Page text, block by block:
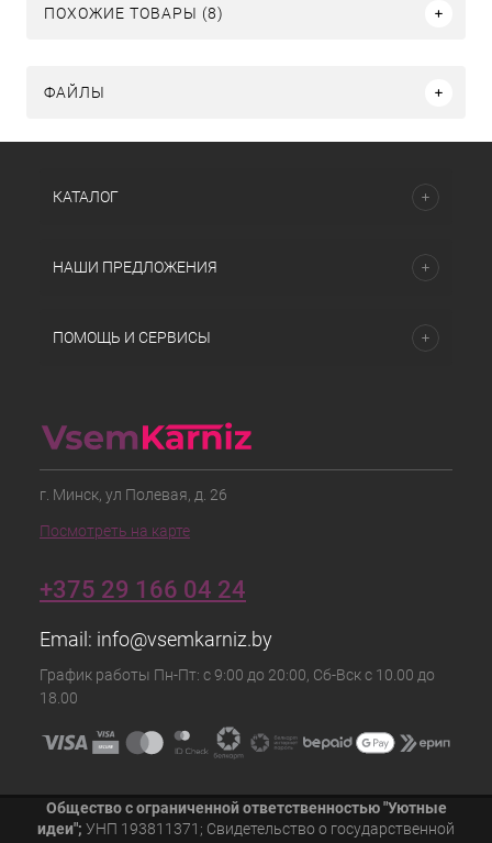
ПОХОЖИЕ ТОВАРЫ (8)
ФАЙЛЫ
КАТАЛОГ
НАШИ ПРЕДЛОЖЕНИЯ
ПОМОЩЬ И СЕРВИСЫ
г. Минск, ул Полевая, д. 26
Посмотреть на карте
+375 29 166 04 24
Email: info@vsemkarniz.by
График работы Пн-Пт: с 9:00 до 20:00, Сб-Вск с 10.00 до
18.00
Общество с ограниченной ответственностью "Уютные
идеи"; УНП 193811371; Свидетельство о государственной